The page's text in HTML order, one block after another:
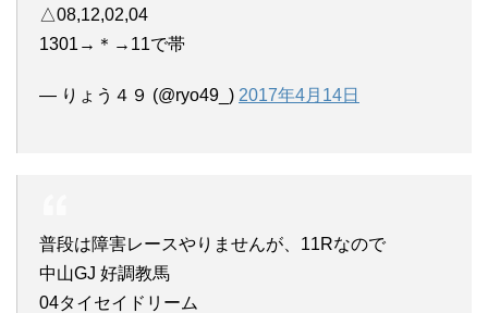
△08,12,02,04
1301→＊→11で帯
— りょう４９ (@ryo49_) 2017年4月14日
普段は障害レースやりませんが、11Rなので
中山GJ 好調教馬
04タイセイドリーム